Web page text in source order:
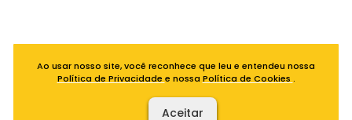
Ao usar nosso site, você reconhece que leu e entendeu nossa
Política de Privacidade e nossa Política de Cookies .
Aceitar